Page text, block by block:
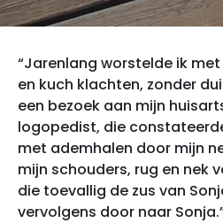
“Jarenlang worstelde ik
en kuch klachten, zonder
een bezoek aan mijn
logopedist, die
met ademhalen door mijn
mijn schouders, rug en nek
die toevallig de zus van
vervolgens door naar